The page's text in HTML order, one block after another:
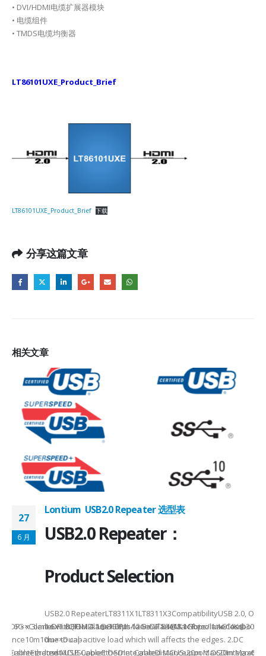
• DVI/HDMI电缆扩展器模块
• 电缆组件
• TMDS电缆均衡器
LT86101UXE_Product_Brief
LT86101UXE_Product_Brief 下载
分享这篇文章
相关文章
8.1G x 4laneHDMI: 12G x 4laneMax
withHDMI2.1@8Gbps/laneDP1.4@8.1Gbps/
MCUSupport OSDIntegrated MCUSupport
USB CableEthernet CableDistance20m Max20m
27
6 月
Lontium USB2.0 Repeater 选型表
USB2.0 Repeater：
Product Selection
USB2.0 RepeaterLT8311X1LT8311X3CompatibilityUSB 2.0,
1.6x1.6QFN12-1.6x1.6Pin-to-PinLT8311X1 Note: 1.AC loss -
due to capacitive load which will affects the edges. 2.DC
loss -...